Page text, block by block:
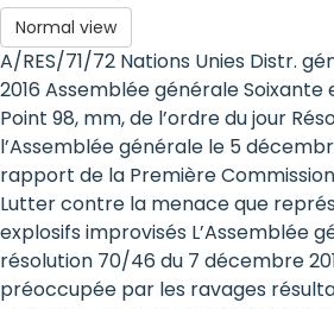
International
-
Girls'
Rights
Platform
-
Girls'
Normal view
A/RES/71/72 Nations Unies Distr.
2016 Assemblée générale Soixante
Point 98, mm, de l’ordre du jour
l’Assemblée générale le 5
rapport de la Première
Lutter contre la menace que
explosifs improvisés L’Assemblée
résolution 70/46 du 7 décembre
préoccupée par les ravages